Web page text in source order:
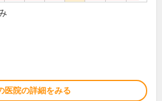
医院の詳細をみる